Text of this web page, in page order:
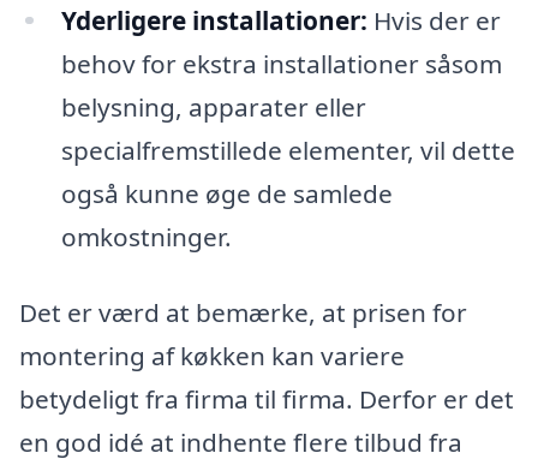
Yderligere installationer: Hvis der er
behov for ekstra installationer såsom
belysning, apparater eller
specialfremstillede elementer, vil dette
også kunne øge de samlede
omkostninger.
Det er værd at bemærke, at prisen for
montering af køkken kan variere
betydeligt fra firma til firma. Derfor er det
en god idé at indhente flere tilbud fra